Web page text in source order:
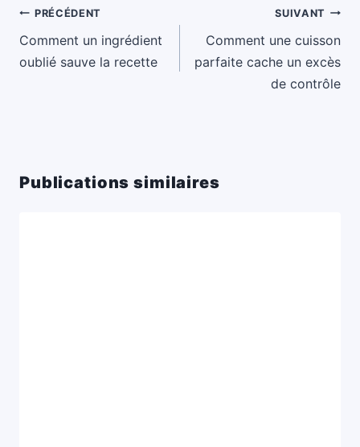
Navigation
de
l’article
PRÉCÉDENT
Comment un ingrédient
oublié sauve la recette
SUIVANT
Comment une cuisson
parfaite cache un excès
de contrôle
Publications similaires